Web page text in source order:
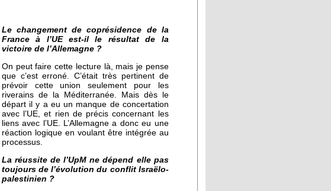
Le changement de coprésidence de la
France à l’UE est-il le résultat de la
victoire de l’Allemagne ?
On peut faire cette lecture là, mais je pense
que c’est erroné. C’était très pertinent de
prévoir cette union seulement pour les
riverains de la Méditerranée. Mais dès le
départ il y a eu un manque de concertation
avec l’UE, et rien de précis concernant les
liens avec l’UE. L’Allemagne a donc eu une
réaction logique en voulant être intégrée au
processus.
La réussite de l’UpM ne dépend elle pas
toujours de l’évolution du conflit Israëlo-
palestinien ?